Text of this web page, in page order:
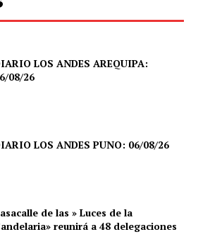
LOS ANDES AREQUIPA:
08/26
LOS ANDES PUNO: 06/08/26
de las » Luces de la
reunirá a 48 delegaciones